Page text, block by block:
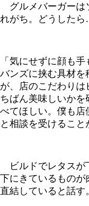
グルメバーガーは
れがち。どうした
「気にせずに顔も
バンズに挟む具材を
が、店のこだわり
ちばん美味しいか
べてほしい。僕も店
と相談を受けること
ビルドでレタスが
下にきているものが
直結していると話す